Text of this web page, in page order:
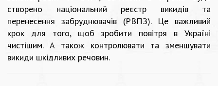
створено національний реєстр викидів та
перенесення забруднювачів (РВПЗ). Це важливий
крок для того, щоб зробити повітря в Україні
чистішим. А також контролювати та зменшувати
викиди шкідливих речовин.